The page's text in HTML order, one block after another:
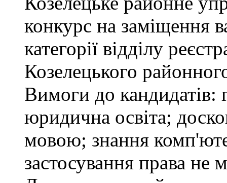
конкурс на заміщення
категорії відділу
Козелецького
Вимоги до кандидатів:
юридична освіта;
мовою; знання
застосування права не